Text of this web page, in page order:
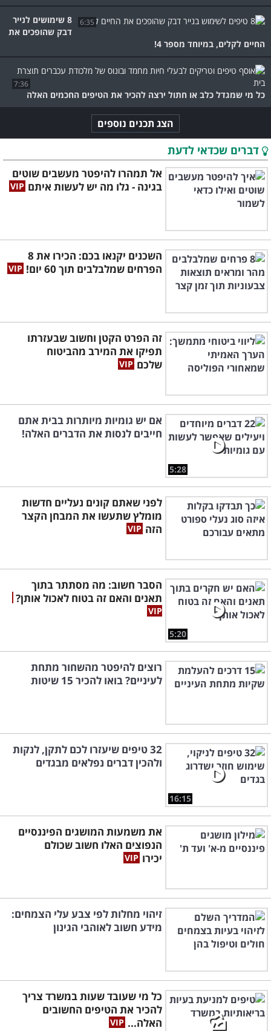
6:35
8 שימושים לנייר
דבק שהופכים את
החיים לקלים, במיוחד מספר 4!
7:36
כל מי שמגדל כלב או חתול ירצה להכיר את הטיפים החכמים האלה
הצג תכנים נוספים
דברים שכדאי לדעת
אל תמהרו להיפטר מעשבים שוטים
בגינה - גלו מה יש לעשות איתם
השכנים יקנאו בכם: הכירו את 8
הפרחים שמלבלבים תוך 60 יום!
זה הפרט הקטן וחשוב שבעזרתו
תפיקו את המירב מהביטוח
שלכם
5:28
אם יש גומיות מיותרות בבית אתם
חייבים לנסות את הדברים האלה!
לפני שאתם קונים נעליים חדשות
מומלץ שתעשו את המבחן הקצר
הזה
5:20
הסבר חשוב: מה מסתתר בתוך
תאנים והאם זה בטוח לאכול אותן?
רוצים להיפטר מהשחור מתחת
לעיניים? בואו להכיר 15 שיטות
16:15
32 טיפים שיעזרו לכם לתקן, לנקות
ולהכין דברים נפלאים מבגדים
את משמעות המושגים הפיננסיים
הנפוצים האלו חשוב שכולם
יכירו
זיהוי מחלות לפי צבע עלי הצמחים:
מידע חשוב לאוהבי הגינון
כל מי שעובד שעות במשרד צריך
להכיר את הטיפים החשובים
האלה...